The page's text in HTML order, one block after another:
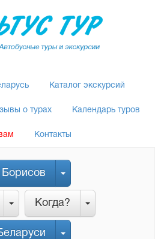
Каталог экскурсий
о турах Календарь туров
Контакты
Борисов
Когда?